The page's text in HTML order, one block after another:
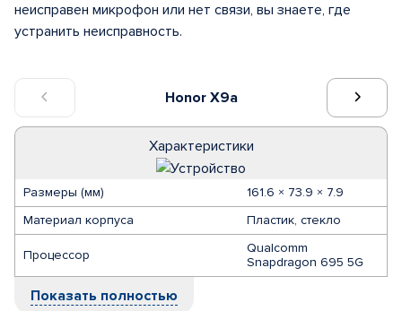
Honor X9a
Характеристики
Размеры (мм)
161.6 × 73.9 × 7.9
Материал корпуса
Пластик, стекло
Процессор
Qualcomm
Snapdragon 695 5G
Показать полностью
неисправен микрофон или нет связи, вы знаете, где
устранить неисправность.